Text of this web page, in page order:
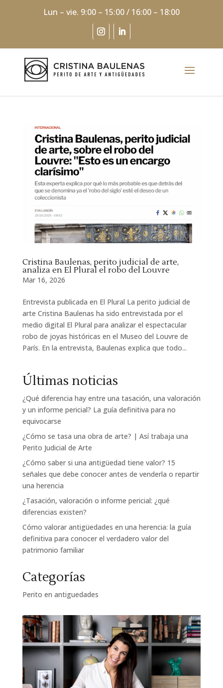
Lun – vie. 9:00 – 15:00 / 16:00 – 18:00
Cristina Baulenas, perito judicial de arte,
analiza en El Plural el robo del Louvre
Mar 16, 2026
Entrevista publicada en El Plural La perito judicial de
arte Cristina Baulenas ha sido entrevistada por el
medio digital El Plural para analizar el espectacular
robo de joyas históricas en el Museo del Louvre de
París. En la entrevista, Baulenas explica que todo...
Últimas noticias
¿Qué diferencia hay entre una tasación, una valoración
y un informe pericial? La guía definitiva para no
equivocarse
¿Cómo se tasa una obra de arte? | Así trabaja una
Perito Judicial de Arte
¿Cómo saber si una antigüedad tiene valor? 15
señales que debe conocer antes de venderla o repartir
una herencia
¿Tasación, valoración o informe pericial: ¿qué
diferencias existen?
Cómo valorar antigüedades en una herencia: la guía
definitiva para conocer el verdadero valor del
patrimonio familiar
Categorías
Perito en antiguedades